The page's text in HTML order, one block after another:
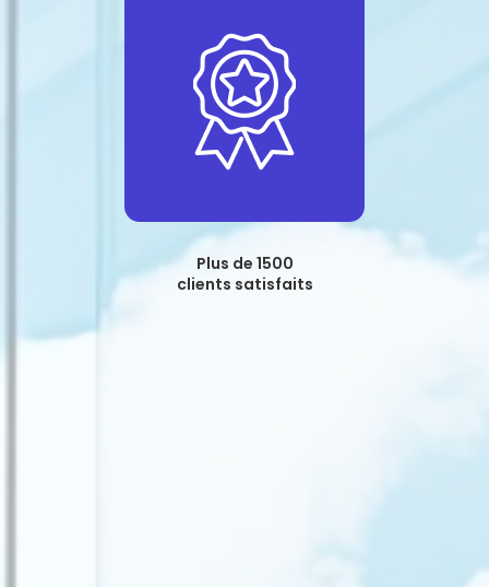
Plus de 1500
clients satisfaits